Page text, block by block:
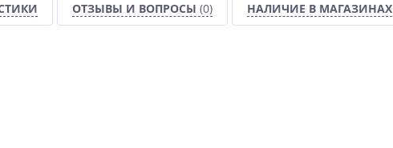
ОТЗЫВЫ И ВОПРОСЫ (0) НАЛИЧИЕ В МАГАЗИНАХ